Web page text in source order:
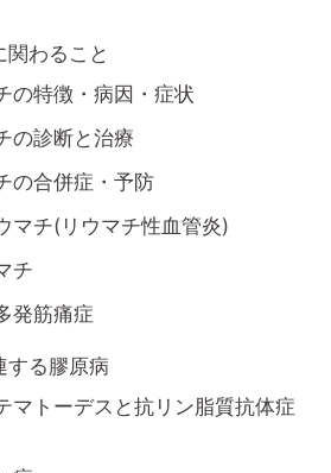
関わること
の特徴・病因・症状
の診断と治療
の合併症・予防
マチ(リウマチ性血管炎)
チ
発筋痛症
する膠原病
マトーデスと抗リン脂質抗体症